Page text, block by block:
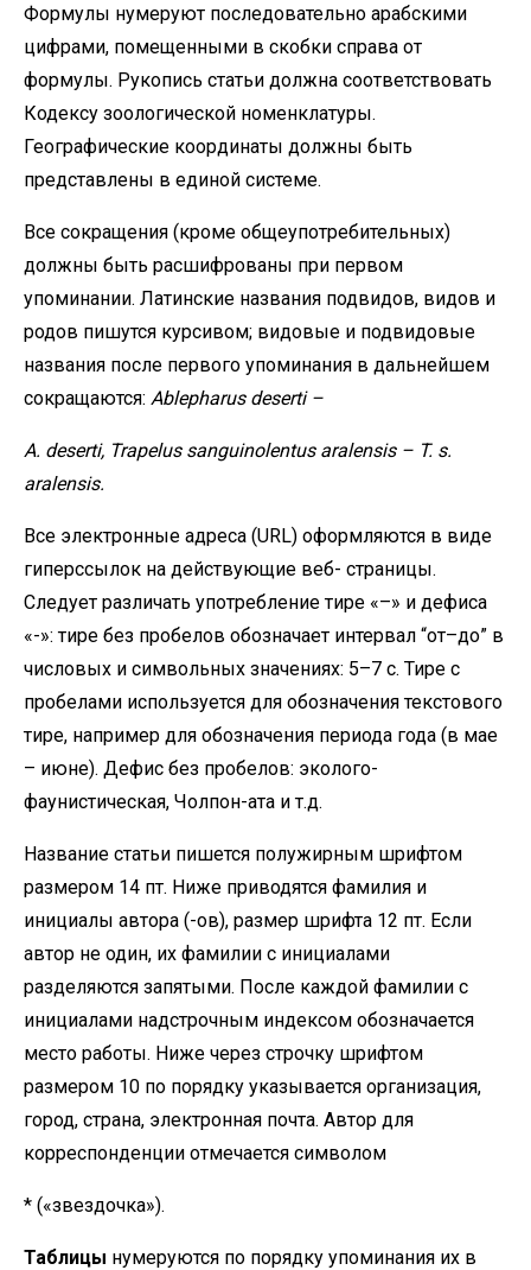
Формулы нумеруют последовательно арабскими
цифрами, помещенными в скобки справа от
формулы. Рукопись статьи должна соответствовать
Кодексу зоологической номенклатуры.
Географические координаты должны быть
представлены в единой системе.
Все сокращения (кроме общеупотребительных)
должны быть расшифрованы при первом
упоминании. Латинские названия подвидов, видов и
родов пишутся курсивом; видовые и подвидовые
названия после первого упоминания в дальнейшем
сокращаются: Ablepharus deserti –
A. deserti, Trapelus sanguinolentus aralensis – T. s.
aralensis.
Все электронные адреса (URL) оформляются в виде
гиперссылок на действующие веб- страницы.
Следует различать употребление тире «–» и дефиса
«-»: тире без пробелов обозначает интервал “от–до” в
числовых и символьных значениях: 5–7 с. Тире с
пробелами используется для обозначения текстового
тире, например для обозначения периода года (в мае
– июне). Дефис без пробелов: эколого-
фаунистическая, Чолпон-ата и т.д.
Название статьи пишется полужирным шрифтом
размером 14 пт. Ниже приводятся фамилия и
инициалы автора (-ов), размер шрифта 12 пт. Если
автор не один, их фамилии с инициалами
разделяются запятыми. После каждой фамилии с
инициалами надстрочным индексом обозначается
место работы. Ниже через строчку шрифтом
размером 10 по порядку указывается организация,
город, страна, электронная почта. Автор для
корреспонденции отмечается символом
* («звездочка»).
Таблицы нумеруются по порядку упоминания их в